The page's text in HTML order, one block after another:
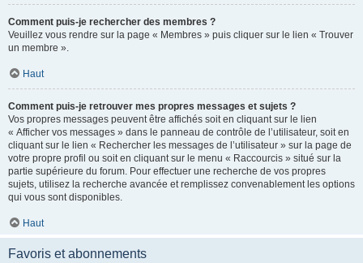
Comment puis-je rechercher des membres ?
Veuillez vous rendre sur la page « Membres » puis cliquer sur le lien « Trouver
un membre ».
Haut
Comment puis-je retrouver mes propres messages et sujets ?
Vos propres messages peuvent être affichés soit en cliquant sur le lien
« Afficher vos messages » dans le panneau de contrôle de l’utilisateur, soit en
cliquant sur le lien « Rechercher les messages de l’utilisateur » sur la page de
votre propre profil ou soit en cliquant sur le menu « Raccourcis » situé sur la
partie supérieure du forum. Pour effectuer une recherche de vos propres
sujets, utilisez la recherche avancée et remplissez convenablement les options
qui vous sont disponibles.
Haut
Favoris et abonnements